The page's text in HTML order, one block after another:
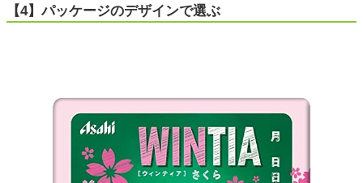
【4】パッケージのデザインで選ぶ